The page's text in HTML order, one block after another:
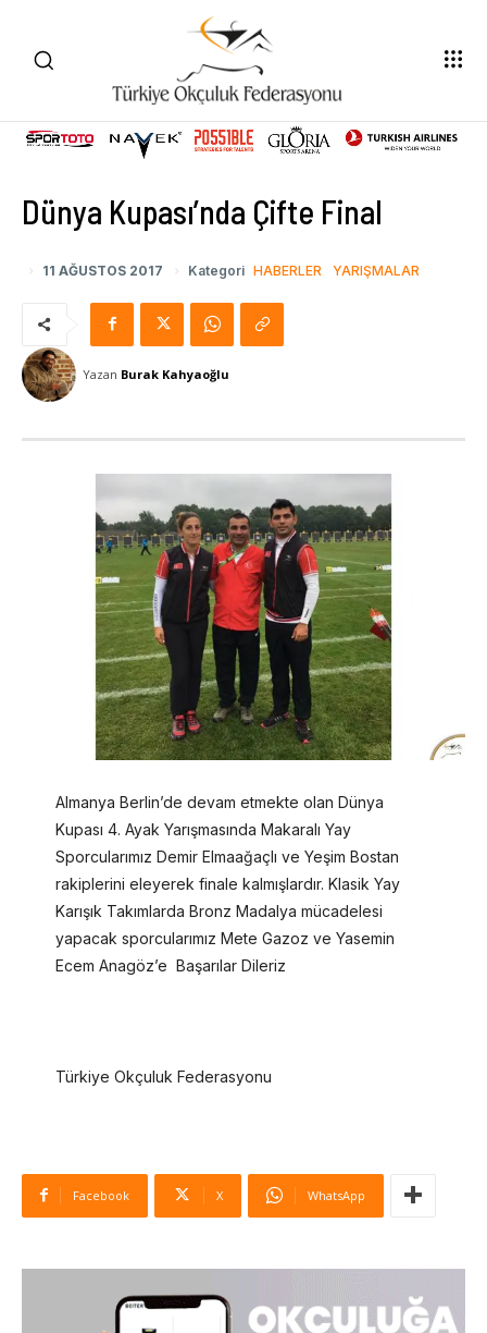
Dünya Kupası’nda Çifte Final
11 AĞUSTOS 2017 Kategori HABERLER YARIŞMALAR
Yazan Burak Kahyaoğlu
Almanya Berlin’de devam etmekte olan Dünya
Kupası 4. Ayak Yarışmasında Makaralı Yay
Sporcularımız Demir Elmaağaçlı ve Yeşim Bostan
rakiplerini eleyerek finale kalmışlardır. Klasik Yay
Karışık Takımlarda Bronz Madalya mücadelesi
yapacak sporcularımız Mete Gazoz ve Yasemin
Ecem Anagöz’e Başarılar Dileriz
Türkiye Okçuluk Federasyonu
Facebook X WhatsApp